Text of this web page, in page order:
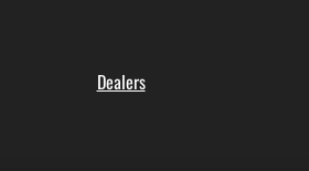
Dealers